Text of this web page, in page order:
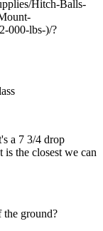
Hitch-Balls-
000-lbs-)/?
a 7 3/4 drop
the closest we can
the ground?